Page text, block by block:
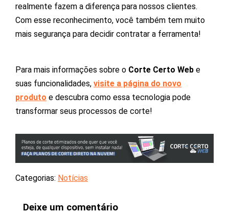
realmente fazem a diferença para nossos clientes.
Com esse reconhecimento, você também tem muito
mais segurança para decidir contratar a ferramenta!
Para mais informações sobre o Corte Certo Web e
suas funcionalidades, visite a página do novo
produto e descubra como essa tecnologia pode
transformar seus processos de corte!
Categorias: Notícias
Deixe um comentário